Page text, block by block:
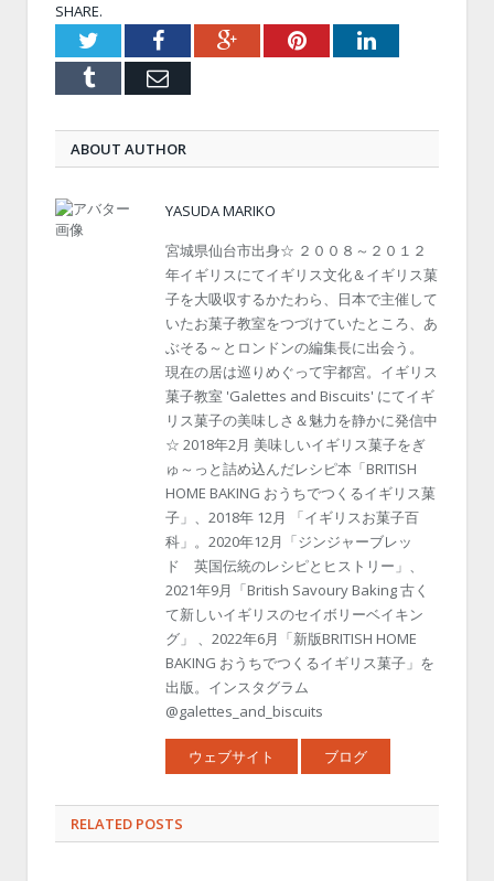
SHARE.
TwitterFacebookGoogle+PinterestLinkedIn
Tumblr Email
ABOUT AUTHOR
YASUDA MARIKO
宮城県仙台市出身☆ ２００８～２０１２
年イギリスにてイギリス文化＆イギリス菓
子を大吸収するかたわら、日本で主催して
いたお菓子教室をつづけていたところ、あ
ぶそる～とロンドンの編集長に出会う。
現在の居は巡りめぐって宇都宮。イギリス
菓子教室 'Galettes and Biscuits' にてイギ
リス菓子の美味しさ＆魅力を静かに発信中
☆ 2018年2月 美味しいイギリス菓子をぎ
ゅ～っと詰め込んだレシピ本「BRITISH
HOME BAKING おうちでつくるイギリス菓
子」、2018年 12月 「イギリスお菓子百
科」。2020年12月「ジンジャーブレッ
ド 英国伝統のレシピとヒストリー」、
2021年9月「British Savoury Baking 古く
て新しいイギリスのセイボリーベイキン
グ」 、2022年6月「新版BRITISH HOME
BAKING おうちでつくるイギリス菓子」を
出版。インスタグラム
@galettes_and_biscuits
ウェブサイト ブログ
RELATED POSTS